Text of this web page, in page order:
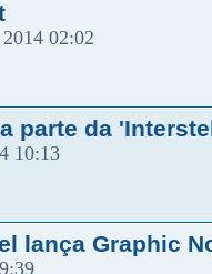
02:02
parte da
10:13
lança Graphic